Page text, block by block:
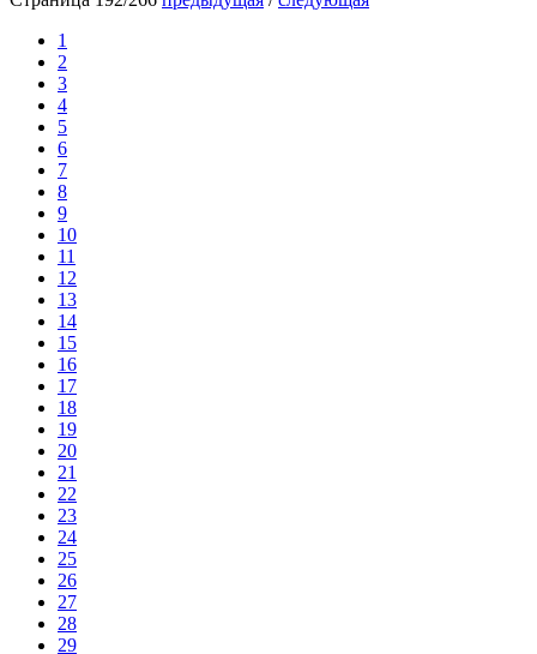
1
2
3
4
5
6
7
8
9
10
11
12
13
14
15
16
17
18
19
20
21
22
23
24
25
26
27
28
29